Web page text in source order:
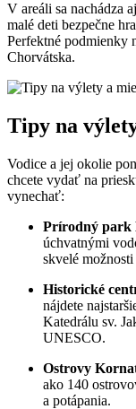
V areáli sa nachádza
malé deti bezpečne
Perfektné podmienky
Chorvátska.
Tipy na
Vodice a jej okolie
chcete vydať na
vynechať:
Prírodný park
úchvatnými
skvelé
Historické
nájdete
Katedrálu sv.
UNESCO.
Ostrovy
ako 140
a potápania.